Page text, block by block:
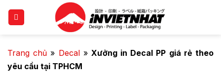
Trang chủ » Decal» Xưởng in Decal PP giá rẻ theo
yêu cầu tại TPHCM